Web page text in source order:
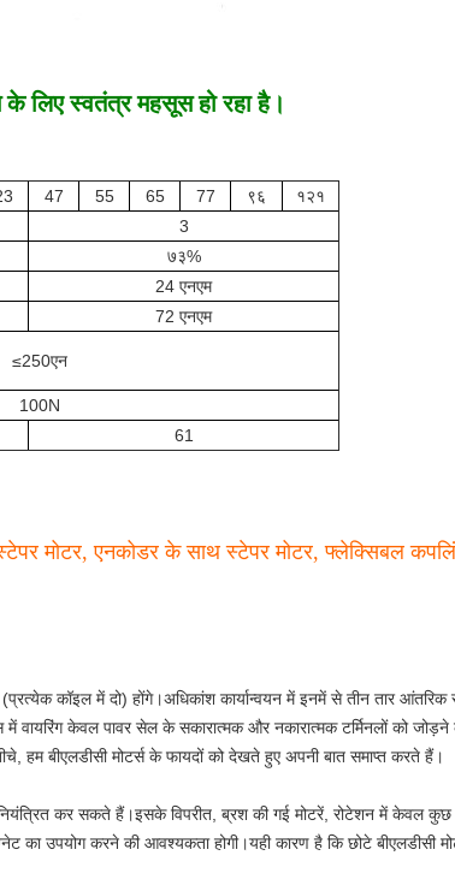
लिए स्वतंत्र महसूस हो रहा है।
47 55 65 77 ९६
१२१
3
७३%
24 एनएम
72 एनएम
≤250एन
100N
61
मोटर, एनकोडर के साथ स्टेपर मोटर, फ्लेक्सिबल
कॉइल में दो) होंगे।अधिकांश कार्यान्वयन में इनमें से तीन तार
में वायरिंग केवल पावर सेल के सकारात्मक और नकारात्मक टर्मिनलों को
बीएलडीसी मोटर्स के फायदों को देखते हुए अपनी बात समाप्त करते हैं।
नियंत्रित कर सकते हैं।इसके विपरीत, ब्रश की गई मोटरें, रोटेशन में केवल
का उपयोग करने की आवश्यकता होगी।यही कारण है कि छोटे बीएलडीसी